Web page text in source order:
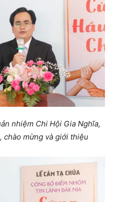
nhiệm Chi Hội Gia Nghĩa,
chào mừng và giới thiệu